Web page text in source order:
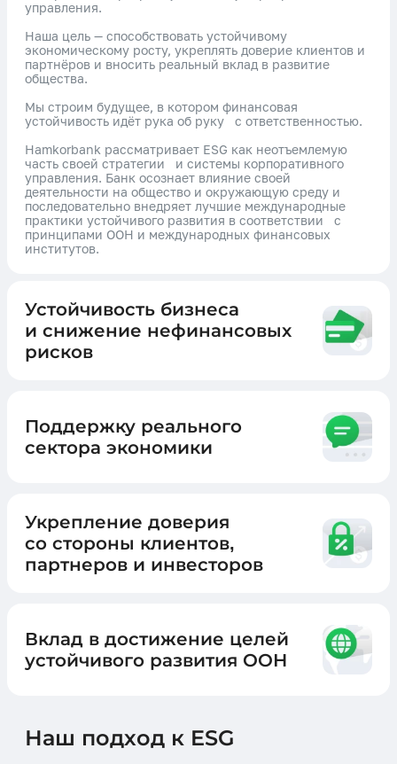
управления.
Наша цель — способствовать устойчивому
экономическому росту, укреплять доверие клиентов и
партнёров и вносить реальный вклад в развитие
общества.
Мы строим будущее, в котором финансовая
устойчивость идёт рука об руку с ответственностью.
Hamkorbank рассматривает ESG как неотъемлемую
часть своей стратегии и системы корпоративного
управления. Банк осознает влияние своей
деятельности на общество и окружающую среду и
последовательно внедряет лучшие международные
практики устойчивого развития в соответствии с
принципами ООН и международных финансовых
институтов.
Устойчивость бизнеса
и снижение нефинансовых
рисков
Поддержку реального
сектора экономики
Укрепление доверия
со стороны клиентов,
партнеров и инвесторов
Вклад в достижение целей
устойчивого развития ООН
Наш подход к ESG